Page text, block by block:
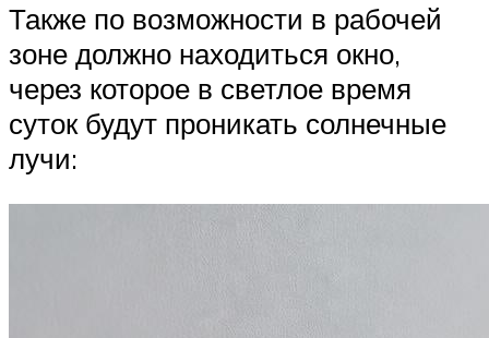
Также по возможности в рабочей
зоне должно находиться окно,
через которое в светлое время
суток будут проникать солнечные
лучи: